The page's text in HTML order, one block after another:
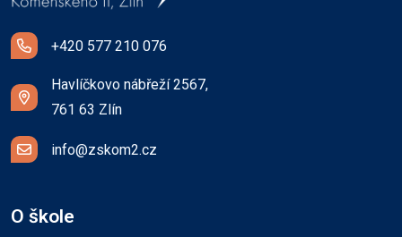
+420 577 210 076
Havlíčkovo nábřeží 2567,
761 63 Zlín
info@zskom2.cz
O škole